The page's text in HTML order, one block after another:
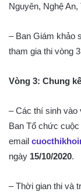
Nguyên, Nghệ
– Ban Giám khảo
tham gia thi vòng
Vòng 3: Chung
– Các thí sinh vào
Ban Tổ chức cuộc
email
ngày 15/10/2020.
– Thời gian thi và